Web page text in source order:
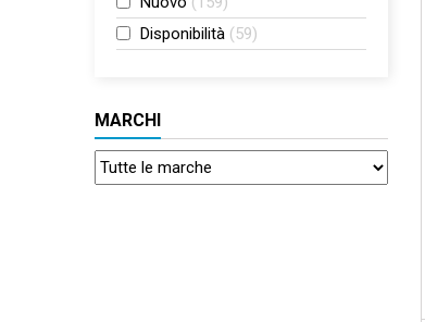
Disponibilità
59
MARCHI